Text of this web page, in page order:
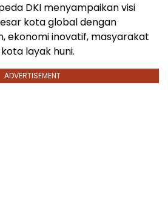
DKI menyampaikan visi
kota global dengan
ekonomi inovatif, masyarakat
layak huni.
ADVERTISEMENT